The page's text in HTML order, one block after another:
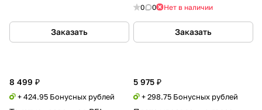
Заказать
0 0 Нет в наличии
Заказать
8 499 ₽
+ 424.95 Бонусных рублей
5 975 ₽
+ 298.75 Бонусных рублей